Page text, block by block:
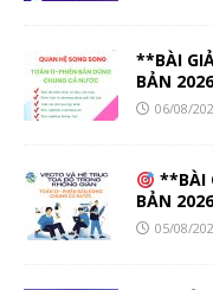
**BÀI
BẢN
06/08/
**BÀI
BẢN
05/08/